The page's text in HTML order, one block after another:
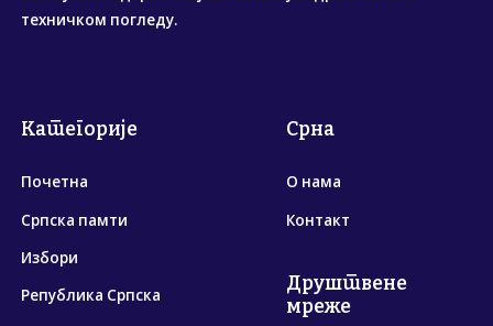
техничком погледу.
Категорије
Почетна
Српска памти
Избори
Република Српска
Срна
О нама
Контакт
Друштвене
мреже